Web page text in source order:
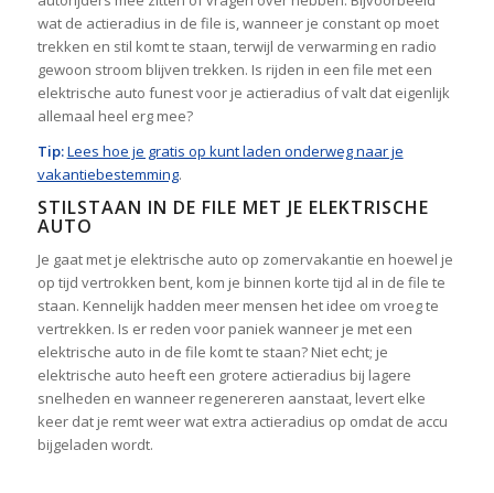
wat de actieradius in de file is, wanneer je constant op moet
trekken en stil komt te staan, terwijl de verwarming en radio
gewoon stroom blijven trekken. Is rijden in een file met een
elektrische auto funest voor je actieradius of valt dat eigenlijk
allemaal heel erg mee?
Tip:Lees hoe je gratis op kunt laden onderweg naar je
vakantiebestemming.
STILSTAAN IN DE FILE MET JE ELEKTRISCHE
AUTO
Je gaat met je elektrische auto op zomervakantie en hoewel je
op tijd vertrokken bent, kom je binnen korte tijd al in de file te
staan. Kennelijk hadden meer mensen het idee om vroeg te
vertrekken. Is er reden voor paniek wanneer je met een
elektrische auto in de file komt te staan? Niet echt; je
elektrische auto heeft een grotere actieradius bij lagere
snelheden en wanneer regenereren aanstaat, levert elke
keer dat je remt weer wat extra actieradius op omdat de accu
bijgeladen wordt.